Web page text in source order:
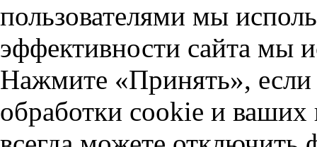
пользователями мы
эффективности сайта мы
Нажмите «Принять», если
обработки cookie и